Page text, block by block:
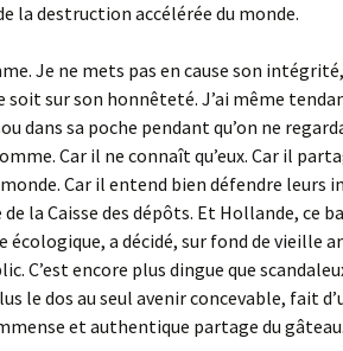
la destruction accélérée du monde.
Je ne mets pas en cause son
soit sur son honnêteté. J’ai même
dans sa poche pendant qu’on ne
Car il ne connaît qu’eux. Car il
Car il entend bien défendre leurs
la Caisse des dépôts. Et Hollande, ce
écologique, a décidé, sur fond de vieille
C’est encore plus dingue que
le dos au seul avenir concevable, fait
et authentique partage du gâteau.